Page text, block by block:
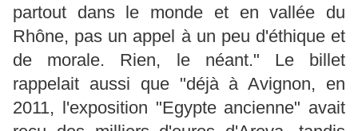
partout dans le monde et en vallée du
Rhône, pas un appel à un peu d'éthique et
de morale. Rien, le néant." Le billet
rappelait aussi que "déjà à Avignon, en
2011, l'exposition "Egypte ancienne" avait